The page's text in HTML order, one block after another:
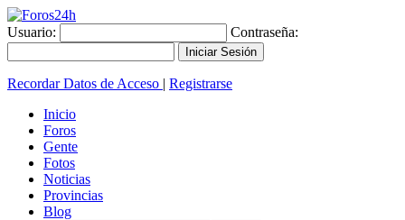
Usuario: Contraseña:
Recordar Datos de Acceso | Registrarse
Inicio
Foros
Gente
Fotos
Noticias
Provincias
Blog